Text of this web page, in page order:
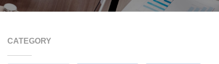
CATEGORY